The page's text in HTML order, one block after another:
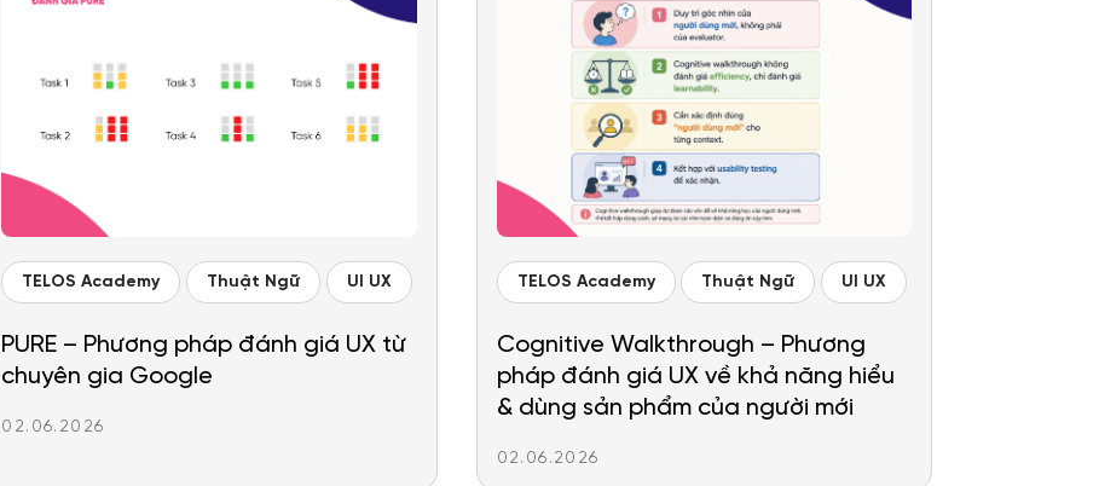
TELOS Academy Thuật Ngữ UI UX
PURE – Phương pháp đánh giá UX từ
chuyên gia Google
02.06.2026
TELOS Academy Thuật Ngữ UI UX
Cognitive Walkthrough – Phương
pháp đánh giá UX về khả năng hiểu
& dùng sản phẩm của người mới
02.06.2026